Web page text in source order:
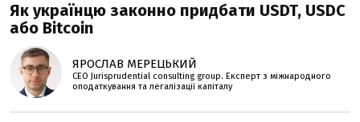
Як українцю законно придбати USDT, USDC
або Bitcoin
ЯРОСЛАВ МЕРЕЦЬКИЙ
CEO Jurisprudential consulting group. Експерт з міжнародного
оподаткування та легалізації капіталу